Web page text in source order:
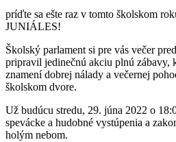
príďte sa ešte raz v tomto školskom
JUNIÁLES!
Školský parlament si pre vás večer
pripravil jedinečnú akciu plnú zábavy,
znamení dobrej nálady a večernej
školskom dvore.
Už budúcu stredu, 29. júna 2022 o
spevácke a hudobné vystúpenia a
holým nebom.